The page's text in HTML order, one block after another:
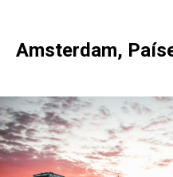
Amsterdam,